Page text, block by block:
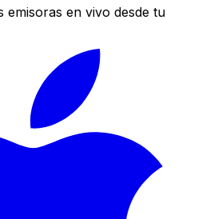
emisoras en vivo desde tu